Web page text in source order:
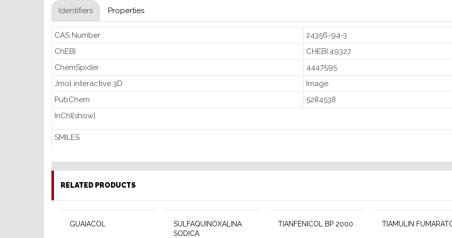
Identifiers Properties
CAS Number
24356-94-3
ChEBI
CHEBI:49327
ChemSpider
4447595
Jmol interactive 3D
Image
PubChem
5284538
InChI[show]
SMILES
RELATED PRODUCTS
GUAIACOL
SULFAQUINOXALINA
SODICA
TIANFENICOL BP 2000 TIAMULIN